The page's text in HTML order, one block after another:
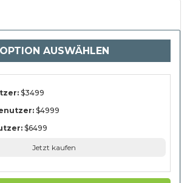
und
OPTION AUSWÄHLEN
$3499
$4999
$6499
Jetzt kaufen